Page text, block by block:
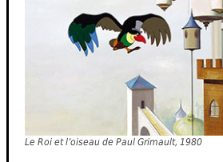
Le Roi et l’oiseau de Paul Grimault, 1980